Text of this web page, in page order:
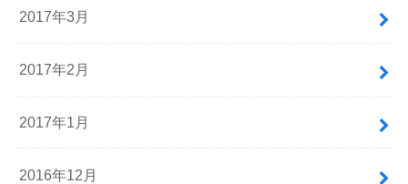
2017年3月
2017年2月
2017年1月
2016年12月